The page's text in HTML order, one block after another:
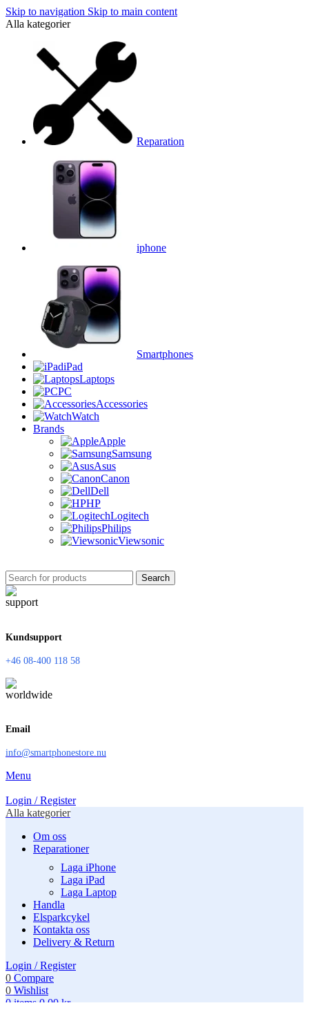
Skip to navigation Skip to main content
Alla kategorier
Reparation
iphone
Smartphones
iPad
Laptops
PC
Accessories
Watch
Brands
Apple
Samsung
Asus
Canon
Dell
HP
Logitech
Philips
Viewsonic
Search
Kundsupport
+46 08-400 118 58
Email
info@smartphonestore.nu
Menu
Login / Register
Alla kategorier
Om oss
Reparationer
Laga iPhone
Laga iPad
Laga Laptop
Handla
Elsparkcykel
Kontakta oss
Delivery & Return
Login / Register
0 Compare
0 Wishlist
0items 0,00kr